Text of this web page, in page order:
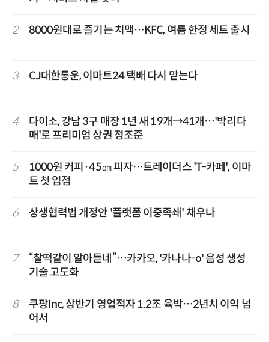
2 8000원대로 즐기는 치맥…KFC, 여름 한정 세트 출시
3 CJ대한통운, 이마트24 택배 다시 맡는다
4
다이소, 강남 3구 매장 1년 새 19개→41개…'박리다
매'로 프리미엄 상권 정조준
5
1000원 커피·45㎝ 피자…트레이더스 'T-카페', 이마
트 첫 입점
6 상생협력법 개정안 '플랫폼 이중족쇄' 채우나
7
“찰떡같이 알아듣네”…카카오, '카나나-o' 음성 생성
기술 고도화
8
쿠팡Inc, 상반기 영업적자 1.2조 육박…2년치 이익 넘
어서